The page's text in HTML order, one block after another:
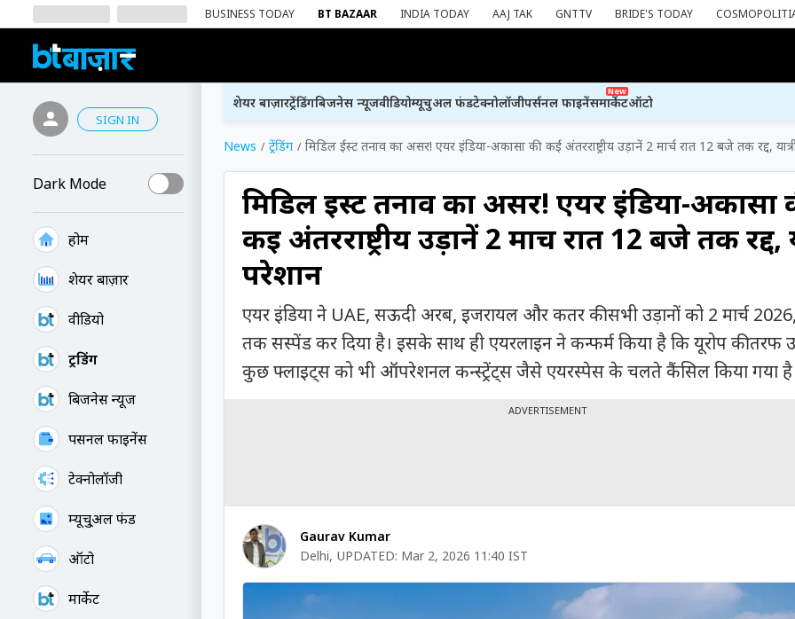
BUSINESS TODAY BT BAZAAR INDIA TODAY AAJ TAK GNTTV BRIDE'S TODAY
SIGN IN
Dark Mode
होम
शेयर बाज़ार
वीडियो
ट्रेंडिंग
बिजनेस न्यूज
पर्सनल फाइनेंस
टेक्नोलॉजी
म्यूचु्अल फंड
ऑटो
मार्केट
शेयर बाज़ारट्रेंडिंगबिजनेस न्यूजवीडियोम्यूचुअल फंडटेक्नोलॉजीपर्सनल फाइनेंस
New
मार्केटऑटो
News ट्रेंडिंग मिडिल ईस्ट तनाव का असर! एयर इंडिया-अकासा की कई अंतरराष्ट्रीय उड़ानें 2 मार्च रात 12 बजे तक रद्द,
मिडिल ईस्ट तनाव का असर! एयर इंडिया-अकासा
कई अंतरराष्ट्रीय उड़ानें 2 मार्च रात 12 बजे तक रद्द,
परेशान
एयर इंडिया ने UAE, सऊदी अरब, इजरायल और कतर की सभी उड़ानों को 2 मार्च
तक सस्पेंड कर दिया है। इसके साथ ही एयरलाइन ने कन्फर्म किया है कि यूरोप की तरफ
कुछ फ्लाइट्स को भी ऑपरेशनल कन्स्ट्रेंट्स जैसे एयरस्पेस के चलते कैंसिल किया गया
ADVERTISEMENT
Gaurav Kumar
Delhi, UPDATED: Mar 2, 2026 11:40 IST